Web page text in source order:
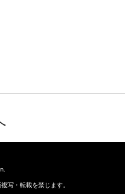
写・転載を禁じます。